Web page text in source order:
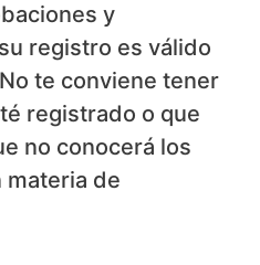
y
registro es válido
te conviene tener
registrado o que
no conocerá los
materia de